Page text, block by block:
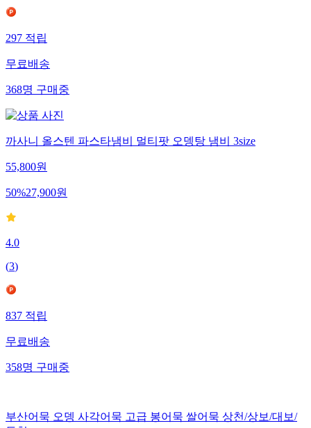
297적립
무료배송
368명구매중
까사니 올스텐 파스타냄비 멀티팟 오뎅탕 냄비 3size
55,800원
50%27,900원
4.0
(3)
837적립
무료배송
358명구매중
부산어묵 오뎅 사각어묵 고급 봉어묵 쌀어묵 상천/상보/대보/